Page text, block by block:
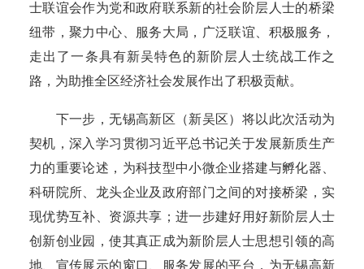
士联谊会作为党和政府联系新的社会阶层人士的桥梁
纽带，聚力中心、服务大局，广泛联谊、积极服务，
走出了一条具有新吴特色的新阶层人士统战工作之
路，为助推全区经济社会发展作出了积极贡献。
下一步，无锡高新区（新吴区）将以此次活动为
契机，深入学习贯彻习近平总书记关于发展新质生产
力的重要论述，为科技型中小微企业搭建与孵化器、
科研院所、龙头企业及政府部门之间的对接桥梁，实
现优势互补、资源共享；进一步建好用好新阶层人士
创新创业园，使其真正成为新阶层人士思想引领的高
地、宣传展示的窗口、服务发展的平台，为无锡高新